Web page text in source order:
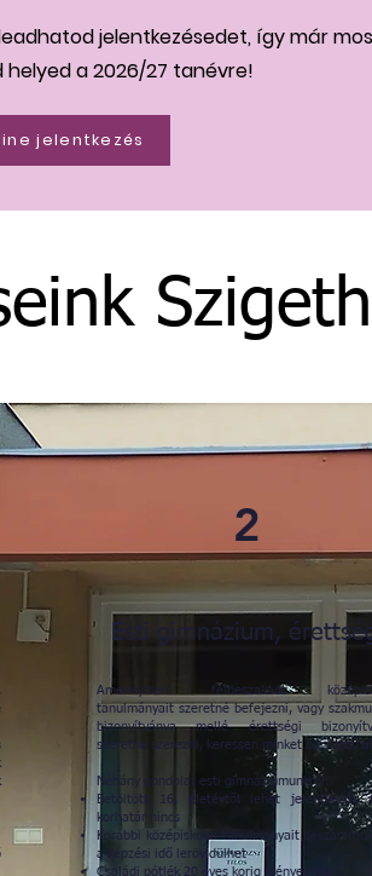
jelentkezésedet, így már
a 2026/27 tanévre!
jelentkezés
2
Esti gimnázium,
Amennyiben félbeszakadt
tanulmányait szeretné befejezni, vagy
bizonyítványa mellé érettségi
szeretne szerezni, keressen minket
Néhány gondolat esti gimnáziumunkról:
Betöltött 16. életévtől lehet jelentkezni,
korhatár nincs
Korábbi középiskolai tanulmányait
a képzési idő lerövidülhet
Családi pótlék 20 éves korig igényelhető